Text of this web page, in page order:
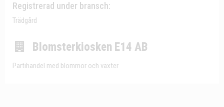
Registrerad under bransch:
Trädgård
Blomsterkiosken E14 AB
Partihandel med blommor och växter